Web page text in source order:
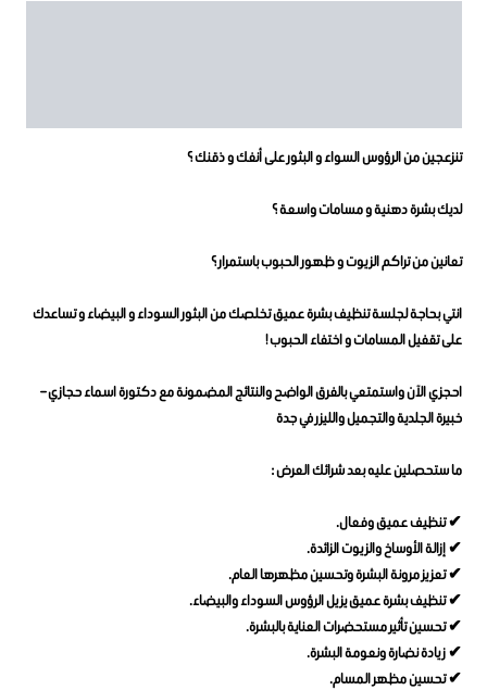
تنزعجين من الرؤوس السواء و البثور على أنفك و ذقنك ؟
لديك بشرة دهنية و مسامات واسعة ؟
تعانين من تراكم الزيوت و ظهور الحبوب باستمرار ؟
انتي بحاجة لجلسة تنظيف بشرة عميق تخلصك من البثور السوداء و البيضاء و تساعدك
على تقفيل المسامات و اختفاء الحبوب !
احجزي الآن واستمتعي بالفرق الواضح والنتائج المضمونة مع دكتورة اسماء حجازي –
خبيرة الجلدية والتجميل والليزر في جدة
ما ستحصلين عليه بعد شرائك العرض :
✔ تنظيف عميق وفعال.
✔ إزالة الأوساخ والزيوت الزائدة.
✔ تعزيز مرونة البشرة وتحسين مظهرها العام.
✔ تنظيف بشرة عميق يزيل الرؤوس السوداء والبيضاء.
✔ تحسين تأثير مستحضرات العناية بالبشرة.
✔ زيادة نضارة ونعومة البشرة.
✔ تحسين مظهر المسام.